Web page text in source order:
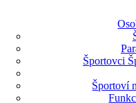
Športovci
Športoví